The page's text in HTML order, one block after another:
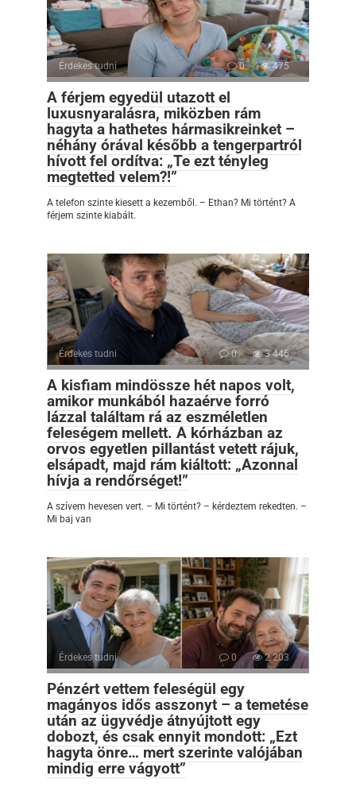
Érdekes tudni 0 475
A férjem egyedül utazott el
luxusnyaralásra, miközben rám
hagyta a hathetes hármasikreinket –
néhány órával később a tengerpartról
hívott fel ordítva: „Te ezt tényleg
megtetted velem?!”
A telefon szinte kiesett a kezemből. – Ethan? Mi történt? A
férjem szinte kiabált.
Érdekes tudni 0 3 446
A kisfiam mindössze hét napos volt,
amikor munkából hazaérve forró
lázzal találtam rá az eszméletlen
feleségem mellett. A kórházban az
orvos egyetlen pillantást vetett rájuk,
elsápadt, majd rám kiáltott: „Azonnal
hívja a rendőrséget!”
A szívem hevesen vert. – Mi történt? – kérdeztem rekedten. –
Mi baj van
Érdekes tudni 0 2 203
Pénzért vettem feleségül egy
magányos idős asszonyt – a temetése
után az ügyvédje átnyújtott egy
dobozt, és csak ennyit mondott: „Ezt
hagyta önre… mert szerinte valójában
mindig erre vágyott”